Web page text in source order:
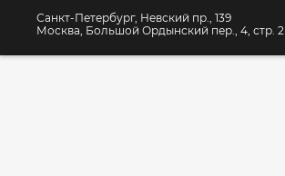
Санкт-Петербург, Невский пр., 139
Москва, Большой Ордынский пер., 4, стр. 2